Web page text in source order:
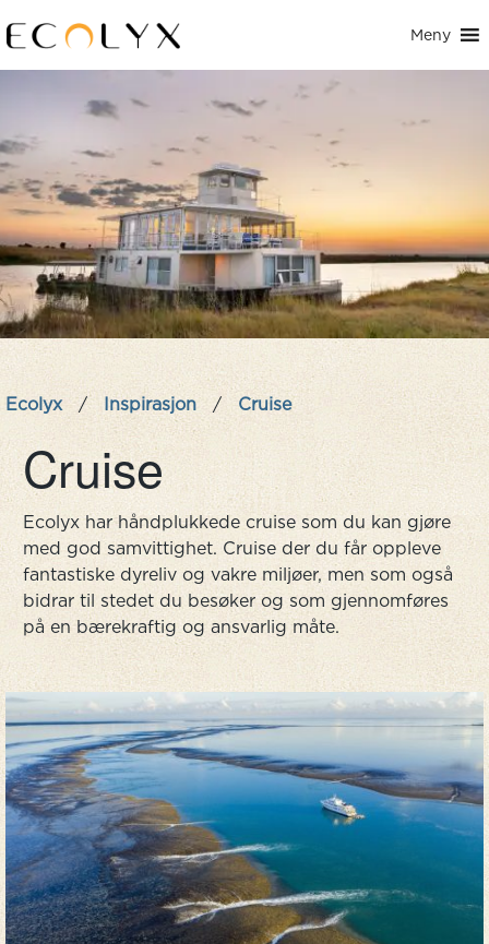
Meny
Ecolyx / Inspirasjon / Cruise
Cruise
Ecolyx har håndplukkede cruise som du kan gjøre
med god samvittighet. Cruise der du får oppleve
fantastiske dyreliv og vakre miljøer, men som også
bidrar til stedet du besøker og som gjennomføres
på en bærekraftig og ansvarlig måte.